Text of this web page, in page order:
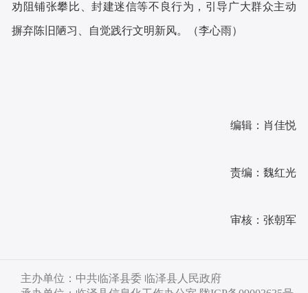
劝阻铺张攀比、封建迷信等不良行为，引导广大群众主动
摒弃陈旧陋习、自觉践行文明新风。 （李心雨）
编辑：肖佳悦
责编：魏红光
审核：张朝军
主办单位：中共临泽县委 临泽县人民政府